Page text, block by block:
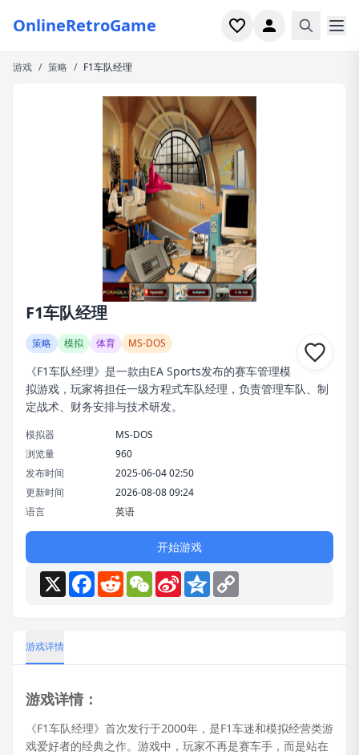
OnlineRetroGame
首页
游戏专题
最近玩过
游戏 / 策略 / F1车队经理
F1车队经理
策略 模拟 体育 MS-DOS
《F1车队经理》是一款由EA Sports发布的赛车管理模
拟游戏，玩家将担任一级方程式车队经理，负责管理车队、制
定战术、财务安排与技术研发。
模拟器
MS-DOS
浏览量
960
发布时间
2025-06-04 02:50
更新时间
2026-08-08 09:24
语言
英语
开始游戏
X Facebook
RedditWeChat
Sina
Weibo
Qzone
游戏详情
游戏详情：
《F1车队经理》首次发行于2000年，是F1车迷和模拟经营类游
戏爱好者的经典之作。游戏中，玩家不再是赛车手，而是站在